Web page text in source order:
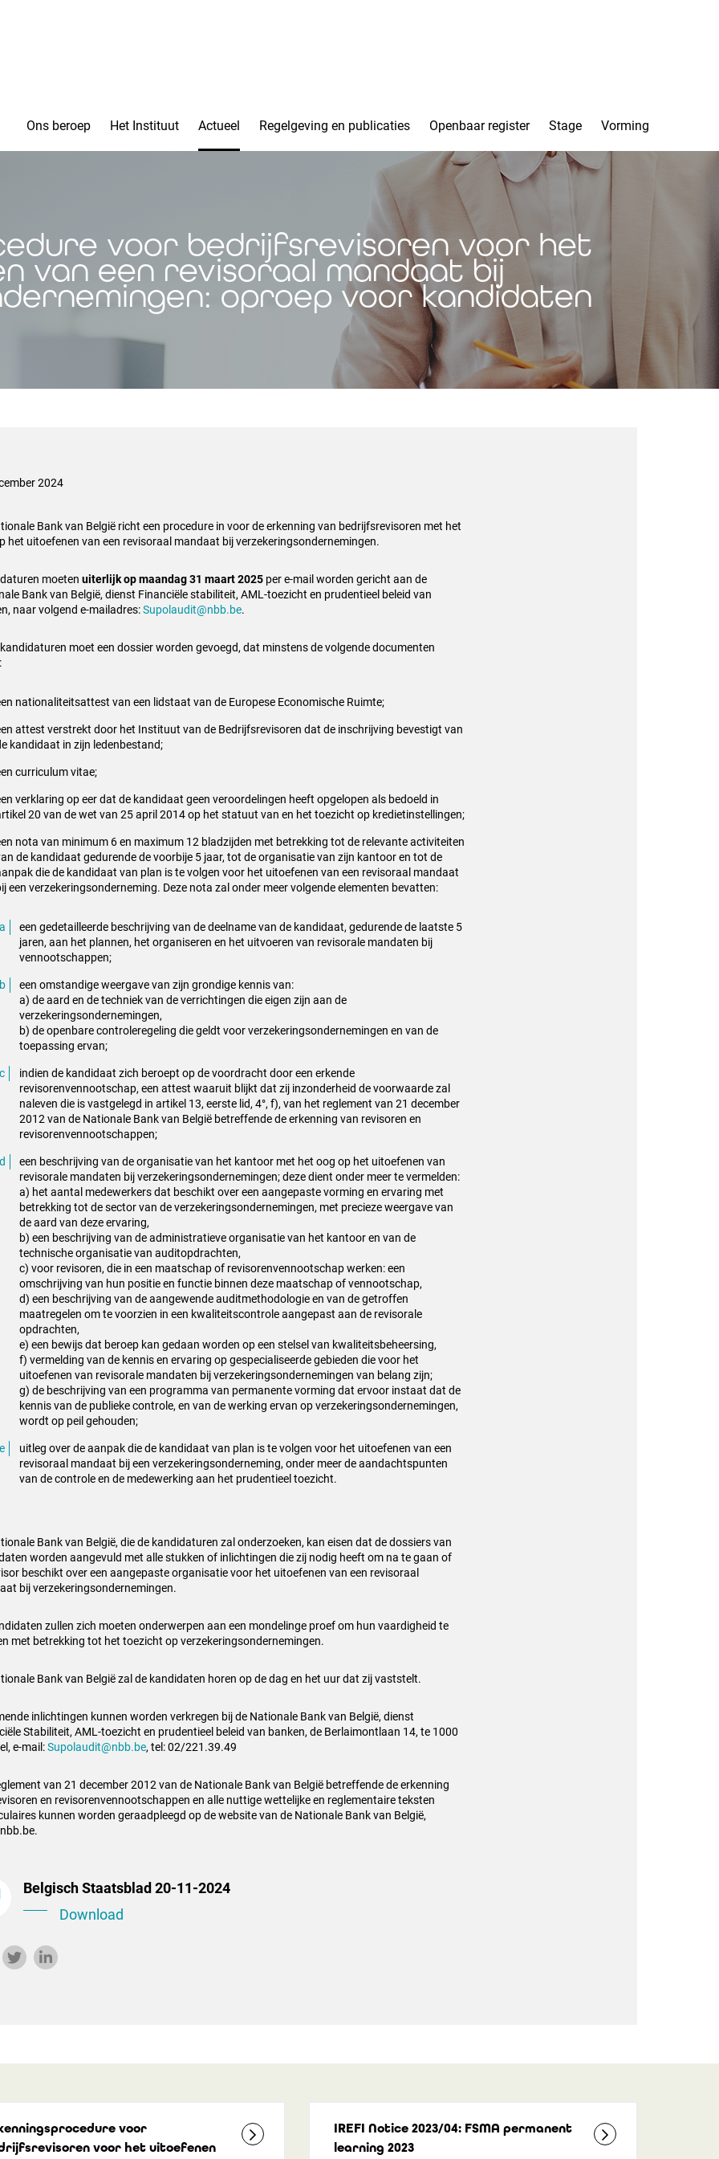
Ons beroep Het Instituut Actueel Regelgeving en publicaties Openbaar register Stage Vorming
voor bedrijfsrevisoren voor het
van een revisoraal mandaat bij
oproep voor kandidaten
2024
Bank van België richt een procedure in voor de erkenning van bedrijfsrevisoren met het
het uitoefenen van een revisoraal mandaat bij verzekeringsondernemingen.
moeten uiterlijk op maandag 31 maart 2025 per e-mail worden gericht aan de
Bank van België, dienst Financiële stabiliteit, AML-toezicht en prudentieel beleid van
naar volgend e-mailadres:Supolaudit@nbb.be.
moet een dossier worden gevoegd, dat minstens de volgende documenten
nationaliteitsattest van een lidstaat van de Europese Economische Ruimte;
attest verstrekt door het Instituut van de Bedrijfsrevisoren dat de inschrijving bevestigt van
kandidaat in zijn ledenbestand;
curriculum vitae;
verklaring op eer dat de kandidaat geen veroordelingen heeft opgelopen als bedoeld in
20 van de wet van 25 april 2014 op het statuut van en het toezicht op kredietinstellingen;
nota van minimum 6 en maximum 12 bladzijden met betrekking tot de relevante activiteiten
de kandidaat gedurende de voorbije 5 jaar, tot de organisatie van zijn kantoor en tot de
die de kandidaat van plan is te volgen voor het uitoefenen van een revisoraal mandaat
een verzekeringsonderneming. Deze nota zal onder meer volgende elementen bevatten:
een gedetailleerde beschrijving van de deelname van de kandidaat, gedurende de laatste 5
jaren, aan het plannen, het organiseren en het uitvoeren van revisorale mandaten bij
vennootschappen;
een omstandige weergave van zijn grondige kennis van:
a) de aard en de techniek van de verrichtingen die eigen zijn aan de
verzekeringsondernemingen,
b) de openbare controleregeling die geldt voor verzekeringsondernemingen en van de
toepassing ervan;
indien de kandidaat zich beroept op de voordracht door een erkende
revisorenvennootschap, een attest waaruit blijkt dat zij inzonderheid de voorwaarde zal
naleven die is vastgelegd in artikel 13, eerste lid, 4°, f), van het reglement van 21 december
2012 van de Nationale Bank van België betreffende de erkenning van revisoren en
revisorenvennootschappen;
een beschrijving van de organisatie van het kantoor met het oog op het uitoefenen van
revisorale mandaten bij verzekeringsondernemingen; deze dient onder meer te vermelden:
a) het aantal medewerkers dat beschikt over een aangepaste vorming en ervaring met
betrekking tot de sector van de verzekeringsondernemingen, met precieze weergave van
de aard van deze ervaring,
b) een beschrijving van de administratieve organisatie van het kantoor en van de
technische organisatie van auditopdrachten,
c) voor revisoren, die in een maatschap of revisorenvennootschap werken: een
omschrijving van hun positie en functie binnen deze maatschap of vennootschap,
d) een beschrijving van de aangewende auditmethodologie en van de getroffen
maatregelen om te voorzien in een kwaliteitscontrole aangepast aan de revisorale
opdrachten,
e) een bewijs dat beroep kan gedaan worden op een stelsel van kwaliteitsbeheersing,
f) vermelding van de kennis en ervaring op gespecialiseerde gebieden die voor het
uitoefenen van revisorale mandaten bij verzekeringsondernemingen van belang zijn;
g) de beschrijving van een programma van permanente vorming dat ervoor instaat dat de
kennis van de publieke controle, en van de werking ervan op verzekeringsondernemingen,
wordt op peil gehouden;
uitleg over de aanpak die de kandidaat van plan is te volgen voor het uitoefenen van een
revisoraal mandaat bij een verzekeringsonderneming, onder meer de aandachtspunten
van de controle en de medewerking aan het prudentieel toezicht.
Bank van België, die de kandidaturen zal onderzoeken, kan eisen dat de dossiers van
worden aangevuld met alle stukken of inlichtingen die zij nodig heeft om na te gaan of
beschikt over een aangepaste organisatie voor het uitoefenen van een revisoraal
bij verzekeringsondernemingen.
zullen zich moeten onderwerpen aan een mondelinge proef om hun vaardigheid te
met betrekking tot het toezicht op verzekeringsondernemingen.
Bank van België zal de kandidaten horen op de dag en het uur dat zij vaststelt.
inlichtingen kunnen worden verkregen bij de Nationale Bank van België, dienst
Stabiliteit, AML-toezicht en prudentieel beleid van banken, de Berlaimontlaan 14, te 1000
e-mail:Supolaudit@nbb.be, tel: 02/221.39.49
van 21 december 2012 van de Nationale Bank van België betreffende de erkenning
en revisorenvennootschappen en alle nuttige wettelijke en reglementaire teksten
kunnen worden geraadpleegd op de website van de Nationale Bank van België,
Belgisch Staatsblad 20-11-2024
Download
voor
voor het uitoefenen
IREFI Notice 2023/04: FSMA permanent
learning 2023